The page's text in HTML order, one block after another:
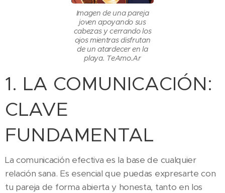
Imagen de una pareja
joven apoyando sus
cabezas y cerrando los
ojos mientras disfrutan
de un atardecer en la
playa. TeAmo.Ar
1. LA COMUNICACIÓN:
CLAVE
FUNDAMENTAL
La comunicación efectiva es la base de cualquier
relación sana. Es esencial que puedas expresarte con
tu pareja de forma abierta y honesta, tanto en los